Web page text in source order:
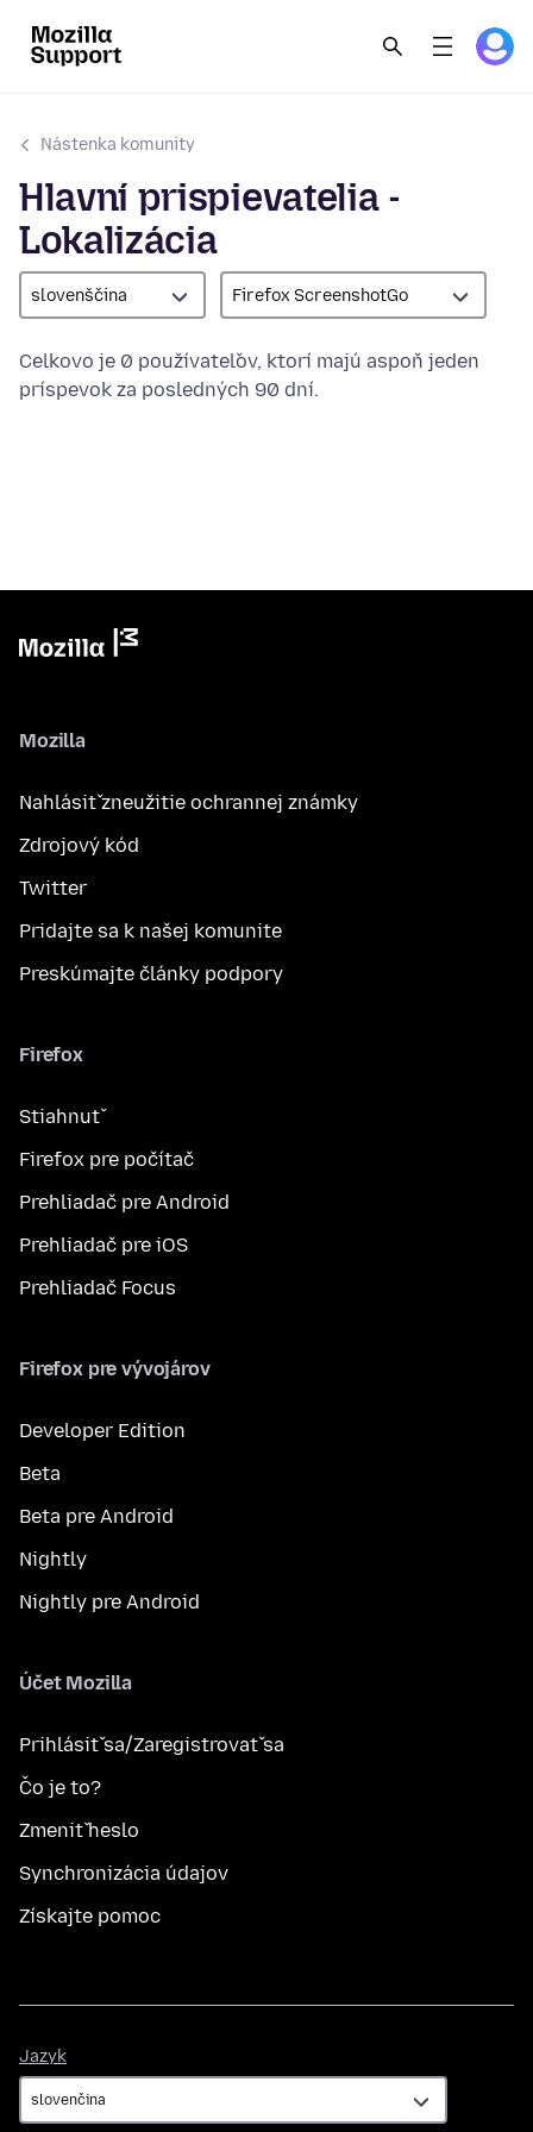
Nástenka komunity
Hlavní prispievatelia -
Lokalizácia
slovenščina Firefox ScreenshotGo
Celkovo je 0 používateľov, ktorí majú aspoň jeden
príspevok za posledných 90 dní.
Mozilla
Nahlásiť zneužitie ochrannej známky
Zdrojový kód
Twitter
Pridajte sa k našej komunite
Preskúmajte články podpory
Firefox
Stiahnuť
Firefox pre počítač
Prehliadač pre Android
Prehliadač pre iOS
Prehliadač Focus
Firefox pre vývojárov
Developer Edition
Beta
Beta pre Android
Nightly
Nightly pre Android
Účet Mozilla
Prihlásiť sa/Zaregistrovať sa
Čo je to?
Zmeniť heslo
Synchronizácia údajov
Získajte pomoc
Jazyk